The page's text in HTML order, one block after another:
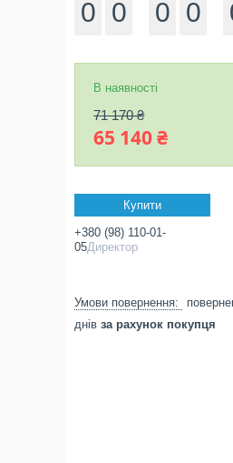
0 0 0 0
В наявності
71 170 ₴
65 140 ₴
Купити
+380 (98) 110-01-
05Директор
днів за рахунок покупця